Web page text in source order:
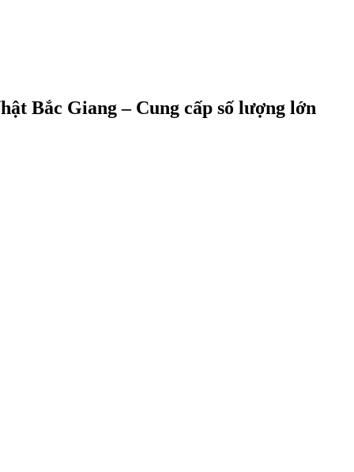
Bắc Giang – Cung cấp số lượng lớn